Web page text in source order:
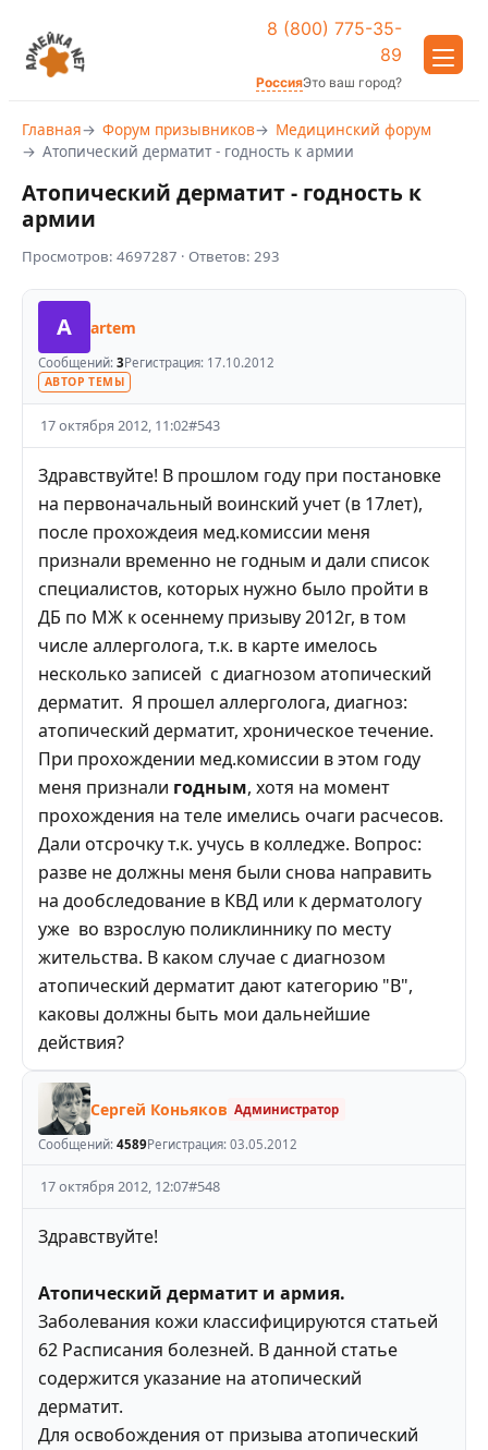
8 (800) 775-35-
89
РоссияЭто ваш город?
Главная Форум призывников
Медицинский форум
Атопический дерматит - годность к армии
Атопический дерматит - годность к
армии
Просмотров: 4697287 · Ответов: 293
A artem
Сообщений: 3Регистрация: 17.10.2012
АВТОР ТЕМЫ
17 октября 2012, 11:02#543
Здравствуйте! В прошлом году при постановке
на первоначальный воинский учет (в 17лет),
после прохождеия мед.комиссии меня
признали временно не годным и дали список
специалистов, которых нужно было пройти в
ДБ по МЖ к осеннему призыву 2012г, в том
числе аллерголога, т.к. в карте имелось
несколько записей с диагнозом атопический
дерматит. Я прошел аллерголога, диагноз:
атопический дерматит, хроническое течение.
При прохождении мед.комиссии в этом году
меня признали годным, хотя на момент
прохождения на теле имелись очаги расчесов.
Дали отсрочку т.к. учусь в колледже. Вопрос:
разве не должны меня были снова направить
на дообследование в КВД или к дерматологу
уже во взрослую поликлиннику по месту
жительства. В каком случае с диагнозом
атопический дерматит дают категорию "В",
каковы должны быть мои дальнейшие
действия?
Сергей Коньяков Администратор
Сообщений: 4589Регистрация: 03.05.2012
17 октября 2012, 12:07#548
Здравствуйте!
Атопический дерматит и армия.
Заболевания кожи классифицируются статьей
62 Расписания болезней. В данной статье
содержится указание на атопический
дерматит.
Для освобождения от призыва атопический